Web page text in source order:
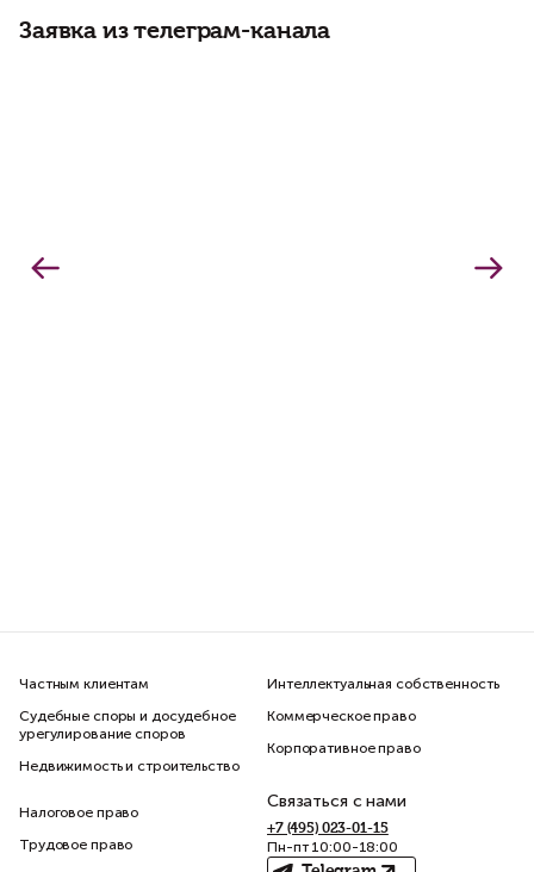
Заявка из телеграм-канала
Частным клиентам
Судебные споры и досудебное
урегулирование споров
Недвижимость и строительство
Интеллектуальная собственность
Коммерческое право
Корпоративное право
Налоговое право
Трудовое право
Связаться с нами
+7 (495) 023-01-15
Пн-пт 10:00-18:00